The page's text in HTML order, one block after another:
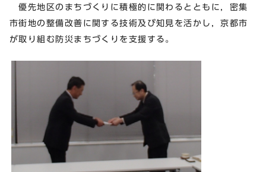
優先地区のまちづくりに積極的に関わるとともに，密集
市街地の整備改善に関する技術及び知見を活かし，京都市
が取り組む防災まちづくりを支援する。